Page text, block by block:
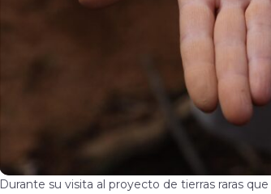
Durante su visita al proyecto de tierras raras